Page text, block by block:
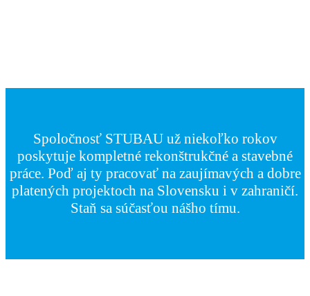
Spoločnosť STUBAU už niekoľko rokov
poskytuje kompletné rekonštrukčné a stavebné
práce. Poď aj ty pracovať na zaujímavých a dobre
platených projektoch na Slovensku i v zahraničí.
Staň sa súčasťou nášho tímu.